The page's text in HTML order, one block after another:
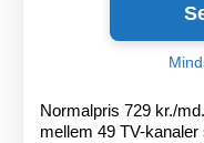
Normalpris 729 kr./
mellem 49 TV-